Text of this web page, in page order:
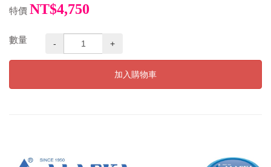
特價 NT$4,750
數量 - +
加入購物車